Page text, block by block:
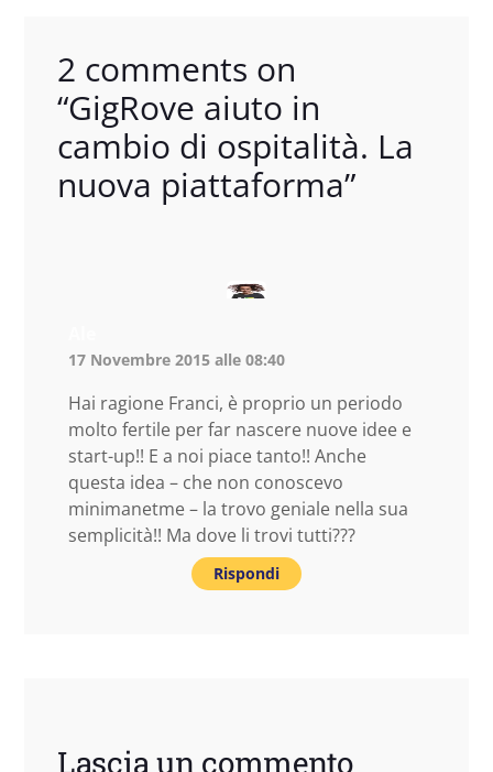
2 comments on
“GigRove aiuto in
cambio di ospitalità. La
nuova piattaforma”
17 Novembre 2015 alle 08:40
Hai ragione Franci, è proprio un periodo
molto fertile per far nascere nuove idee e
start-up!! E a noi piace tanto!! Anche
questa idea – che non conoscevo
minimanetme – la trovo geniale nella sua
semplicità!! Ma dove li trovi tutti???
Rispondi
Lascia un commento